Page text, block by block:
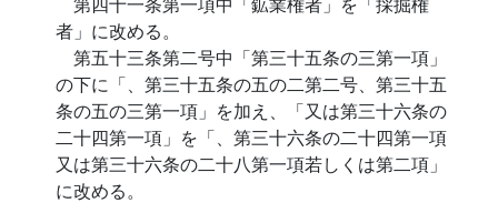
者」に改める。
第五十三条第二号中「第三十五条の三第一項」
の下に「、第三十五条の五の二第二号、第三十五
条の五の三第一項」を加え、「又は第三十六条の
二十四第一項」を「、第三十六条の二十四第一項
又は第三十六条の二十八第一項若しくは第二項」
に改める。